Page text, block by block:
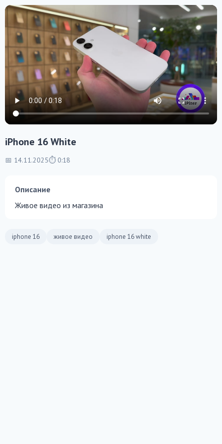
iPhone 16 White
📅 14.11.2025⏱ 0:18
Описание
Живое видео из магазина
iphone 16 живое видео iphone 16 white